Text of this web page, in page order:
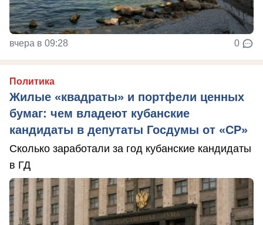
вчера в 09:28 0
Политика
Жилые «квадраты» и портфели ценных
бумаг: чем владеют кубанские
кандидаты в депутаты Госдумы от «СР»
Сколько заработали за год кубанские кандидаты
в ГД